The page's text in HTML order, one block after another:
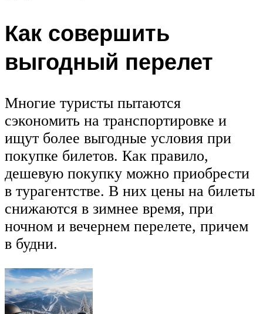
Как совершить
выгодный перелет
Многие туристы пытаются
сэкономить на транспортировке и
ищут более выгодные условия при
покупке билетов. Как правило,
дешевую покупку можно приобрести
в турагентстве. В них цены на билеты
снижаются в зимнее время, при
ночном и вечернем перелете, причем
в будни.